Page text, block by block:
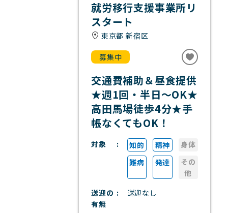
就労移行支援事業所リ
スタート
東京都 新宿区
募集中
交通費補助＆昼食提供
★週1回・半日～OK★
高田馬場徒歩4分★手
帳なくてもOK！
対象 知的 精神
身体
難病
発達
その
他
送迎の
有無
送迎なし